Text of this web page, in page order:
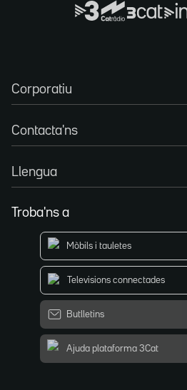
Corporatiu
Contacta'ns
Llengua
Troba'ns a
Mòbils i tauletes
Televisions connectades
Butlletins
Ajuda plataforma 3Cat